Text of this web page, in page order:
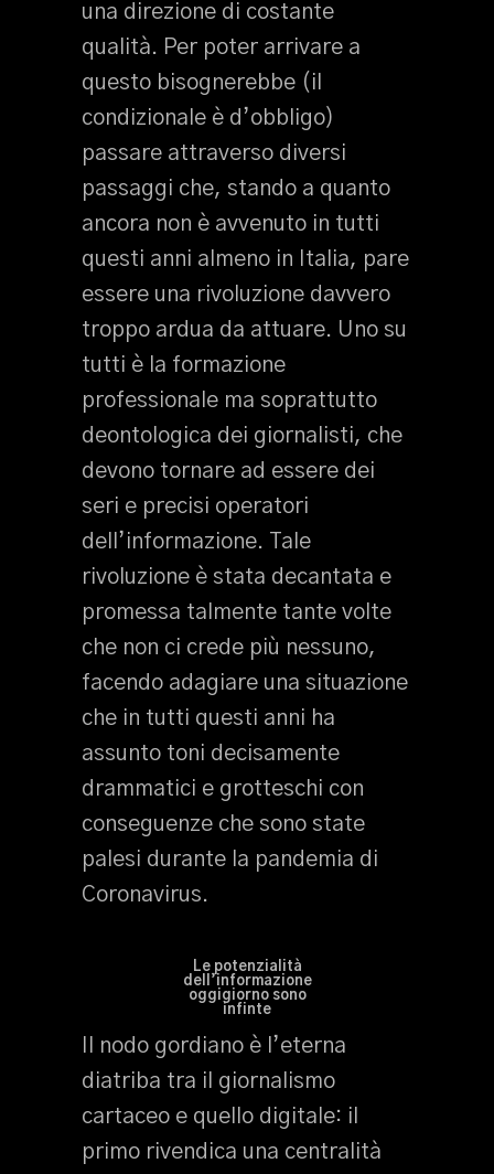
una direzione di costante
qualità. Per poter arrivare a
questo bisognerebbe (il
condizionale è d’obbligo)
passare attraverso diversi
passaggi che, stando a quanto
ancora non è avvenuto in tutti
questi anni almeno in Italia, pare
essere una rivoluzione davvero
troppo ardua da attuare. Uno su
tutti è la formazione
professionale ma soprattutto
deontologica dei giornalisti, che
devono tornare ad essere dei
seri e precisi operatori
dell’informazione. Tale
rivoluzione è stata decantata e
promessa talmente tante volte
che non ci crede più nessuno,
facendo adagiare una situazione
che in tutti questi anni ha
assunto toni decisamente
drammatici e grotteschi con
conseguenze che sono state
palesi durante la pandemia di
Coronavirus.
Le potenzialità
dell’informazione
oggigiorno sono
infinte
Il nodo gordiano è l’eterna
diatriba tra il giornalismo
cartaceo e quello digitale: il
primo rivendica una centralità